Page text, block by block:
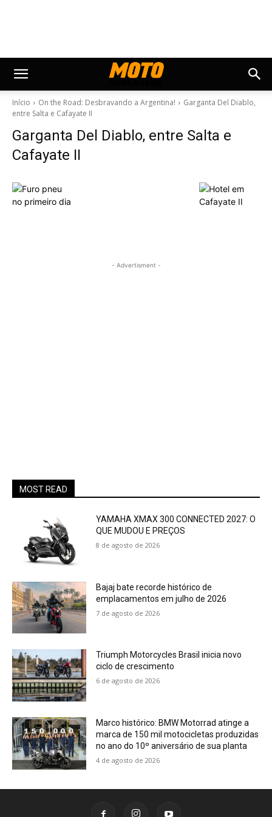
Início On the Road: Desbravando a Argentina!
Garganta Del Diablo,
entre Salta e Cafayate II
Garganta Del Diablo, entre Salta e
Cafayate II
- Advertisment -
MOST READ
YAMAHA XMAX 300 CONNECTED 2027: O
QUE MUDOU E PREÇOS
8 de agosto de 2026
Bajaj bate recorde histórico de
emplacamentos em julho de 2026
7 de agosto de 2026
Triumph Motorcycles Brasil inicia novo
ciclo de crescimento
6 de agosto de 2026
Marco histórico: BMW Motorrad atinge a
marca de 150 mil motocicletas produzidas
no ano do 10º aniversário de sua planta
4 de agosto de 2026